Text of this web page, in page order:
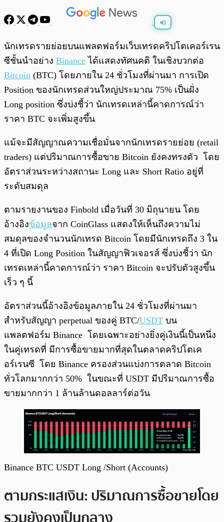
0:00
นักเทรดรายย่อยบนแพลตฟอร์มเว็บเทรดคริปโตเคอร์เรน
ซีชั้นนำอย่าง Binance ได้แสดงทัศนคติ ในเชิงบวกต่อ
Bitcoin (BTC) โดยภายใน 24 ชั่วโมงที่ผ่านมา การเปิด
Position ของนักเทรดส่วนใหญ่ประมาณ 75% เป็นฝั่ง
Long position ซึ่งบ่งชี้ว่า นักเทรดเหล่านี้คาดการณ์ว่า
ราคา BTC จะเพิ่มสูงขึ้น
แม้จะมีสัญญาณความเชื่อมั่นจากนักเทรดรายย่อย (retail
traders) แต่ปริมาณการซื้อขาย Bitcoin ยังคงทรงตัว โดย
อัตราส่วนระหว่างสถานะ Long และ Short Ratio อยู่ที่
ระดับสมดุล
ตามรายงานของ Finbold เมื่อวันที่ 30 มิถุนายน โดย
อ้างอิงข้อมูลจาก CoinGlass แสดงให้เห็นถึงความไม่
สมดุลของจำนวนนักเทรด Bitcoin โดยมีนักเทรดถึง 3 ใน
4 ที่เปิด Long Position ในสัญญาฟิวเจอรส์ ซึ่งบ่งชี้ว่า นัก
เทรดเหล่านี้คาดการณ์ว่า ราคา Bitcoin จะปรับตัวสูงขึ้น
เร็ว ๆ นี้
อัตราส่วนนี้อ้างอิงข้อมูลภายใน 24 ชั่วโมงที่ผ่านมา
สำหรับสัญญา perpetual ของคู่ BTC/USDT บน
แพลตฟอร์ม Binance โดยเฉพาะอย่างยิ่งคู่เงินนี้เป็นหนึ่ง
ในคู่เทรดที่ มีการซื้อขายมากที่สุดในตลาดคริปโตเค
อร์เรนซี โดย Binance ครองส่วนแบ่งการตลาด Bitcoin
ทั่วโลกมากกว่า 50% ในขณะที่ USDT มีปริมาณการซื้อ
ขายมากกว่า 1 ล้านล้านดอลลาร์ต่อวัน
Binance BTC USDT Long /Short (Accounts)
ตามกระแสเงิน: ปริมาณการซื้อขายโดย